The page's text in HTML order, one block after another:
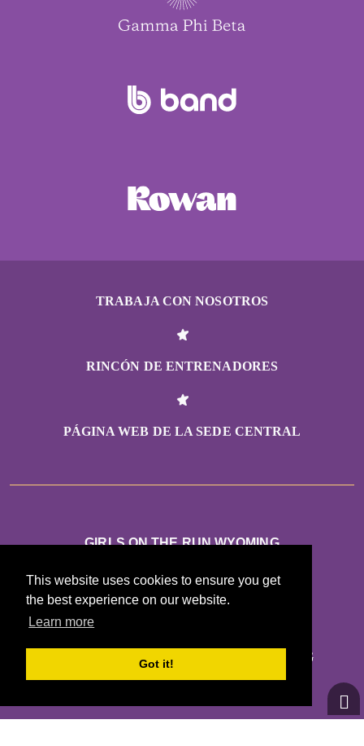
This website uses cookies to ensure you get
the best experience on our website.
Learn more
Got it!
TRABAJA CON NOSOTROS
RINCÓN DE ENTRENADORES
PÁGINA WEB DE LA SEDE CENTRAL
CINDY.BRADLEY@GIRLSONTHERUN.ORG
GIRLS ON THE RUN WYOMING
CHEYENNE, WY 82009